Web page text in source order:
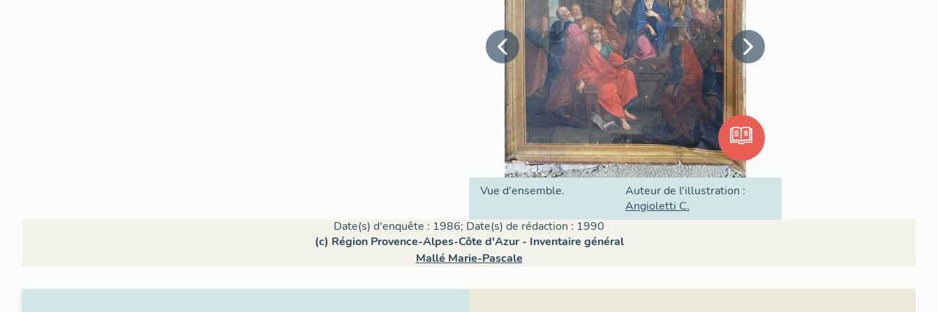
Vue d'ensemble.
Auteur de l'illustration :
Angioletti C.
Date(s) d'enquête : 1986; Date(s) de rédaction : 1990
(c) Région Provence-Alpes-Côte d'Azur - Inventaire général
Mallé Marie-Pascale